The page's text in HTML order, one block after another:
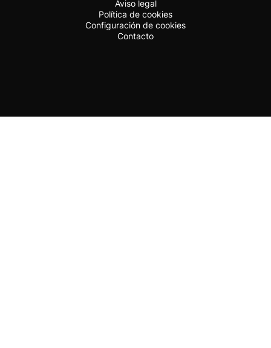
Aviso legal
Política de cookies
Configuración de cookies
Contacto